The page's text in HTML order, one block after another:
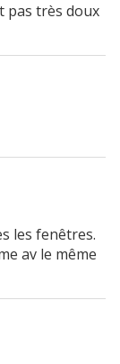
pas très doux
les fenêtres.
av le même